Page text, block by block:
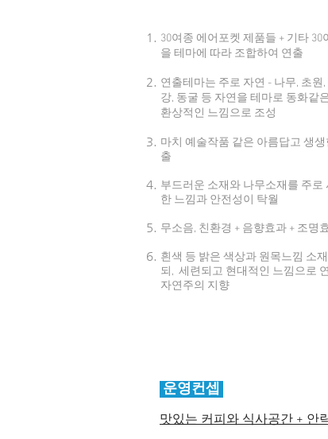
30여종 에어포켓 제품들 + 기타 30
을 테마에 따라 조합하여 연출
연출테마는 주로 자연 - 나무, 초원,
강, 동굴 등 자연을 테마로 동화같
환상적인 느낌으로 조성
마치 예술작품 같은 아름답고 생
출
부드러운 소재와 나무소재를 주로
한 느낌과 안전성이 탁월
무소음, 친환경 + 음향효과 + 조명
흰색 등 밝은 색상과 원목느낌 소
되, 세련되고 현대적인 느낌으로
자연주의 지향
운영컨셉
맛있는 커피와 식사공간 +안